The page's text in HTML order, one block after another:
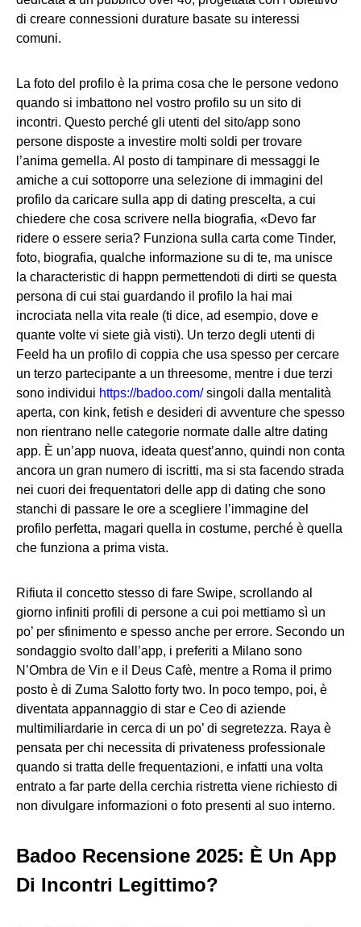
di creare connessioni durature basate su interessi
comuni.
La foto del profilo è la prima cosa che le persone vedono
quando si imbattono nel vostro profilo su un sito di
incontri. Questo perché gli utenti del sito/app sono
persone disposte a investire molti soldi per trovare
l’anima gemella. Al posto di tampinare di messaggi le
amiche a cui sottoporre una selezione di immagini del
profilo da caricare sulla app di dating prescelta, a cui
chiedere che cosa scrivere nella biografia, «Devo far
ridere o essere seria? Funziona sulla carta come Tinder,
foto, biografia, qualche informazione su di te, ma unisce
la characteristic di happn permettendoti di dirti se questa
persona di cui stai guardando il profilo la hai mai
incrociata nella vita reale (ti dice, ad esempio, dove e
quante volte vi siete già visti). Un terzo degli utenti di
Feeld ha un profilo di coppia che usa spesso per cercare
un terzo partecipante a un threesome, mentre i due terzi
sono individui https://badoo.com/singoli dalla mentalità
aperta, con kink, fetish e desideri di avventure che spesso
non rientrano nelle categorie normate dalle altre dating
app. È un’app nuova, ideata quest’anno, quindi non conta
ancora un gran numero di iscritti, ma si sta facendo strada
nei cuori dei frequentatori delle app di dating che sono
stanchi di passare le ore a scegliere l’immagine del
profilo perfetta, magari quella in costume, perché è quella
che funziona a prima vista.
Rifiuta il concetto stesso di fare Swipe, scrollando al
giorno infiniti profili di persone a cui poi mettiamo sì un
po’ per sfinimento e spesso anche per errore. Secondo un
sondaggio svolto dall’app, i preferiti a Milano sono
N’Ombra de Vin e il Deus Cafè, mentre a Roma il primo
posto è di Zuma Salotto forty two. In poco tempo, poi, è
diventata appannaggio di star e Ceo di aziende
multimiliardarie in cerca di un po’ di segretezza. Raya è
pensata per chi necessita di privateness professionale
quando si tratta delle frequentazioni, e infatti una volta
entrato a far parte della cerchia ristretta viene richiesto di
non divulgare informazioni o foto presenti al suo interno.
Badoo Recensione 2025: È Un App
Di Incontri Legittimo?